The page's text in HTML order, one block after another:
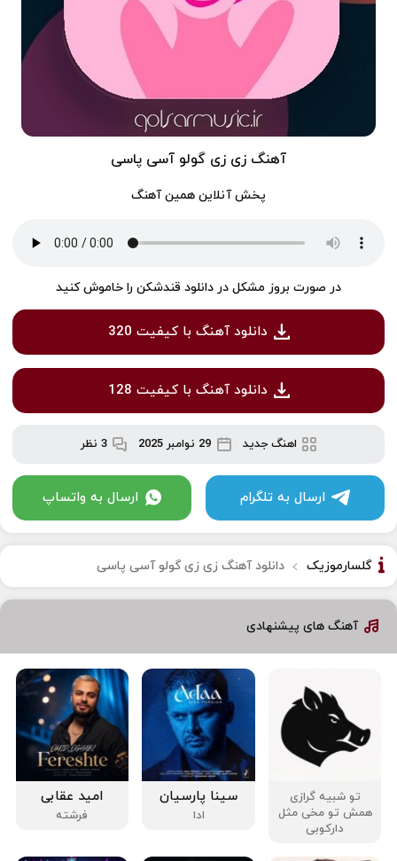
آهنگ زی زی گولو آسی پاسی
پخش آنلاین همین آهنگ
در صورت بروز مشکل در دانلود قندشکن را خاموش کنید
دانلود آهنگ با کیفیت 320
دانلود آهنگ با کیفیت 128
اهنگ جدید 29 نوامبر 2025 3 نظر
ارسال به تلگرام ارسال به واتساپ
گلسارموزیک دانلود آهنگ زی زی گولو آسی پاسی
آهنگ های پیشنهادی
تو شبیه گرازی
همش تو مخی مثل
دارکوبی
سینا پارسیان
ادا
امید عقابی
فرشته